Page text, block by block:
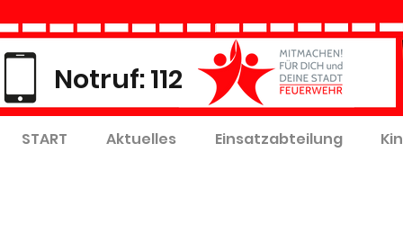
Notruf: 112
START Aktuelles Einsatzabteilung